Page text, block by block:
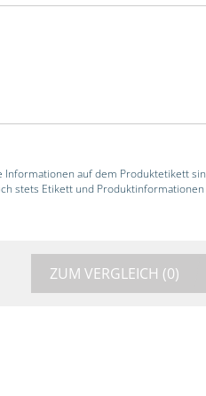
auf dem Produktetikett
stets Etikett und Produktinformationen
ZUM VERGLEICH (0)